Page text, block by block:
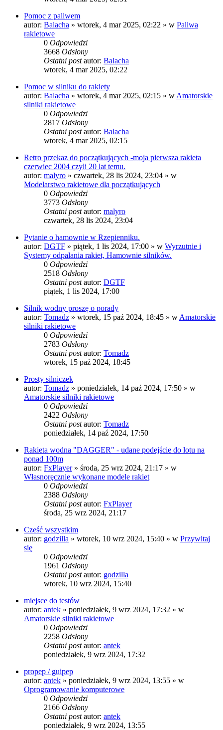
Pomoc z paliwem
autor: Balacha » wtorek, 4 mar 2025, 02:22 » w Paliwa
rakietowe
0 Odpowiedzi
3668 Odsłony
Ostatni postautor: Balacha
wtorek, 4 mar 2025, 02:22
Pomoc w silniku do rakiety
autor: Balacha » wtorek, 4 mar 2025, 02:15 » w Amatorskie
silniki rakietowe
0 Odpowiedzi
2817 Odsłony
Ostatni postautor: Balacha
wtorek, 4 mar 2025, 02:15
Retro przekaz do początkujących -moja pierwsza rakieta
czerwiec 2004 czyli 20 lat temu.
autor: malyro » czwartek, 28 lis 2024, 23:04 » w
Modelarstwo rakietowe dla początkujących
0 Odpowiedzi
3773 Odsłony
Ostatni postautor: malyro
czwartek, 28 lis 2024, 23:04
Pytanie o hamownie w Rzepienniku.
autor: DGTF » piątek, 1 lis 2024, 17:00 » w Wyrzutnie i
Systemy odpalania rakiet, Hamownie silników.
0 Odpowiedzi
2518 Odsłony
Ostatni postautor: DGTF
piątek, 1 lis 2024, 17:00
Silnik wodny proszę o porady
autor: Tomadz » wtorek, 15 paź 2024, 18:45 » w Amatorskie
silniki rakietowe
0 Odpowiedzi
2783 Odsłony
Ostatni postautor: Tomadz
wtorek, 15 paź 2024, 18:45
Prosty silniczek
autor: Tomadz » poniedziałek, 14 paź 2024, 17:50 » w
Amatorskie silniki rakietowe
0 Odpowiedzi
2422 Odsłony
Ostatni postautor: Tomadz
poniedziałek, 14 paź 2024, 17:50
Rakieta wodna "DAGGER" - udane podejście do lotu na
ponad 100m
autor: FxPlayer» środa, 25 wrz 2024, 21:17 » w
Własnoręcznie wykonane modele rakiet
0 Odpowiedzi
2388 Odsłony
Ostatni postautor: FxPlayer
środa, 25 wrz 2024, 21:17
Cześć wszystkim
autor: godzilla » wtorek, 10 wrz 2024, 15:40 » w Przywitaj
się
0 Odpowiedzi
1961 Odsłony
Ostatni postautor: godzilla
wtorek, 10 wrz 2024, 15:40
miejsce do testów
autor: antek » poniedziałek, 9 wrz 2024, 17:32 » w
Amatorskie silniki rakietowe
0 Odpowiedzi
2258 Odsłony
Ostatni postautor: antek
poniedziałek, 9 wrz 2024, 17:32
propep / guipep
autor: antek » poniedziałek, 9 wrz 2024, 13:55 » w
Oprogramowanie komputerowe
0 Odpowiedzi
2166 Odsłony
Ostatni postautor: antek
poniedziałek, 9 wrz 2024, 13:55